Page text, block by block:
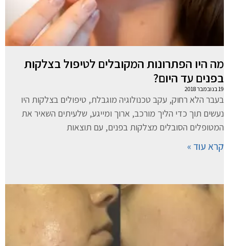
מה היו הפתרונות המקובלים לטיפול בצלקות
בפנים עד היום?
19 בנובמבר 2018
בעבר הלא רחוק, עקב טכנולוגיה מוגבלת, טיפולים בצלקות היו
נעשים תוך כדי הליך מורכב, ארוך ומייגע, שלעיתים השאיר את
המטופלים הסובלים מצלקות בפנים, עם תוצאות
קרא עוד »